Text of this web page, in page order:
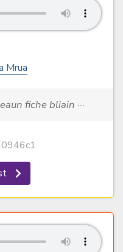
Mrua
fiche bliain ···